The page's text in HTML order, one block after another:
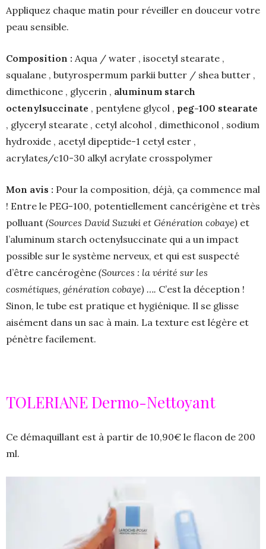
Appliquez chaque matin pour réveiller en douceur votre
peau sensible.
Composition : Aqua / water , isocetyl stearate ,
squalane , butyrospermum parkii butter / shea butter ,
dimethicone , glycerin , aluminum starch
octenylsuccinate , pentylene glycol , peg-100 stearate
, glyceryl stearate , cetyl alcohol , dimethiconol , sodium
hydroxide , acetyl dipeptide-1 cetyl ester ,
acrylates/c10-30 alkyl acrylate crosspolymer
Mon avis : Pour la composition, déjà, ça commence mal
! Entre le PEG-100, potentiellement cancérigène et très
polluant (Sources David Suzuki et Génération cobaye) et
l’aluminum starch octenylsuccinate qui a un impact
possible sur le système nerveux, et qui est suspecté
d’être cancérogène (Sources : la vérité sur les
cosmétiques, génération cobaye) …. C’est la déception !
Sinon, le tube est pratique et hygiénique. Il se glisse
aisément dans un sac à main. La texture est légère et
pénètre facilement.
TOLERIANE Dermo-Nettoyant
Ce démaquillant est à partir de 10,90€ le flacon de 200
ml.